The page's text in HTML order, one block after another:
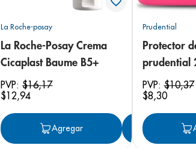
Agregar
La Roche-posay
La Roche-Posay Crema
Cicaplast Baume B5+
PVP:$16,17
$12,94
Agregar
Prudential
Protector
prudential
PVP:$10,37
$8,30